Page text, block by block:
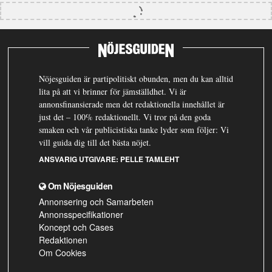
Nöjesguiden är partipolitiskt obunden, men du kan alltid
lita på att vi brinner för jämställdhet. Vi är
annonsfinansierade men det redaktionella innehållet är
just det – 100% redaktionellt. Vi tror på den goda
smaken och vår publicistiska tanke lyder som följer: Vi
vill guida dig till det bästa nöjet.
ANSVARIG UTGIVARE: PELLE TAMLEHT
Om Nöjesguiden
Annonsering och Samarbeten
Annonsspecifikationer
Koncept och Cases
Redaktionen
Om Cookies